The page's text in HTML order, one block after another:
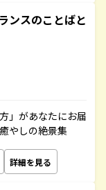
ンスのことばと
」があなたにお届
やしの絶景集
詳細を見る